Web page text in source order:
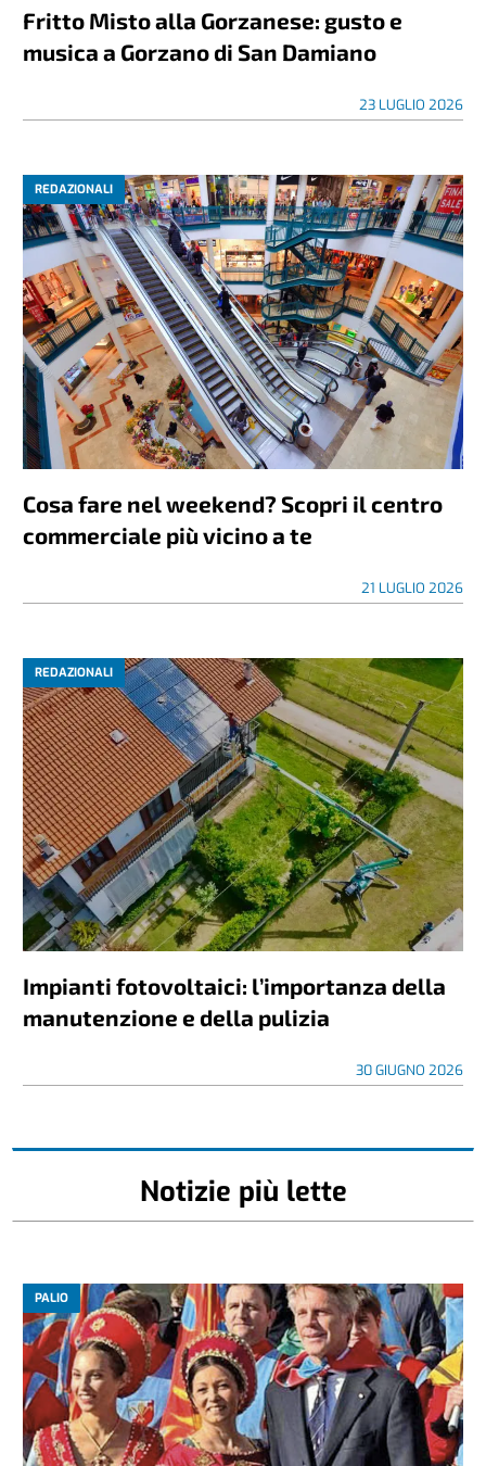
Fritto Misto alla Gorzanese: gusto e
musica a Gorzano di San Damiano
23 LUGLIO 2026
REDAZIONALI
Cosa fare nel weekend? Scopri il centro
commerciale più vicino a te
21 LUGLIO 2026
REDAZIONALI
Impianti fotovoltaici: l’importanza della
manutenzione e della pulizia
30 GIUGNO 2026
Notizie più lette
PALIO